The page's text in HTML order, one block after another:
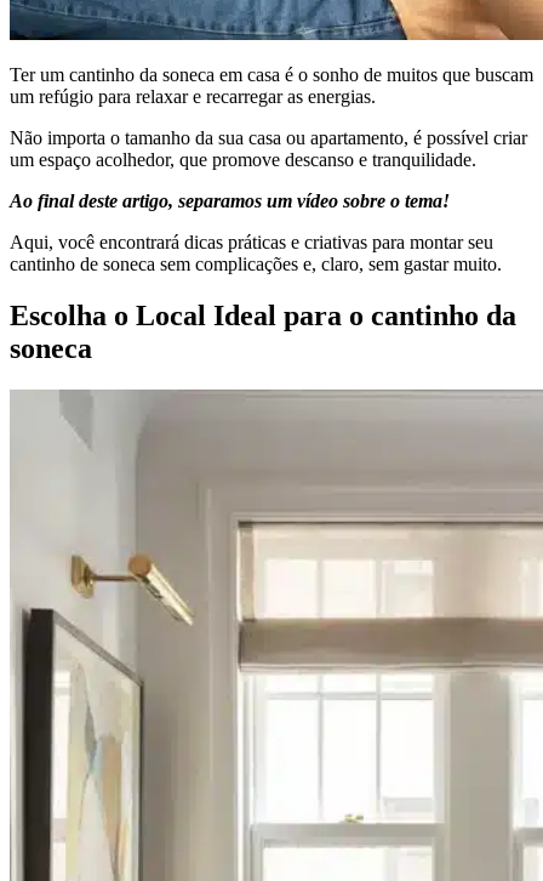
Ter um cantinho da soneca em casa é o sonho de muitos que buscam
um refúgio para relaxar e recarregar as energias.
Não importa o tamanho da sua casa ou apartamento, é possível criar
um espaço acolhedor, que promove descanso e tranquilidade.
Ao final deste artigo, separamos um vídeo sobre o tema!
Aqui, você encontrará dicas práticas e criativas para montar seu
cantinho de soneca sem complicações e, claro, sem gastar muito.
Escolha o Local Ideal para o cantinho da
soneca